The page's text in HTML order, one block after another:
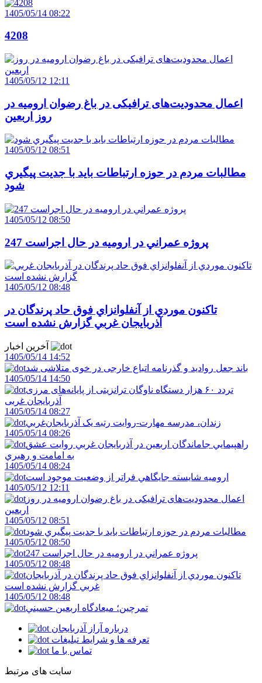
1405/05/14 08:22
4208
1405/05/12 12:11
اعمال محدودیت‌های ترافیکی در باغ رضوان ارومیه در
روز اربعین
1405/05/12 08:51
مطالبات مردم در حوزه ارتباطات بايد با جديت پيگيري
شود
1405/05/12 08:50
247 پروژه عمراني در اروميه در حال اجراست
1405/05/12 08:48
تاکنون موردي از آنفلوانزاي فوق حاد پرندگان در
آذربايجان غربي گزارش نشده است
1405/05/14 14:52
باند جعل روادید و گذرنامه اتباع خارجی در خوی متلاشی شد
1405/05/14 14:50
تردد ۶۰ هزار دستگاه ناوگان ترانزیتی از پایانه‌های مرزی
آذربایجان ‌غربی
1405/05/14 08:27
زندان، مدرسه مهارت-روايت رتبه يک آذربايجان‌غربي
1405/05/14 08:26
راهپيمايي جاماندگان اربعين در آذربايجان غربي روايت عشق
به امامت و رهبري
1405/05/14 08:24
اروميه شايسته جايگاهي فراتر از وضعيت موجود است
1405/05/12 12:11
اعمال محدودیت‌های ترافیکی در باغ رضوان ارومیه در روز
اربعین
1405/05/12 08:51
مطالبات مردم در حوزه ارتباطات بايد با جديت پيگيري شود
1405/05/12 08:50
247 پروژه عمراني در اروميه در حال اجراست
1405/05/12 08:48
تاکنون موردي از آنفلوانزاي فوق حاد پرندگان در آذربايجان
غربي گزارش نشده است
1405/05/12 08:48
تمرچين؛ ميعادگاه اربعين حسيني
درباره آراز آذربایجان
تعرفه ها و شرایط تبلیغات
تماس با ما
سایت های مرتبط